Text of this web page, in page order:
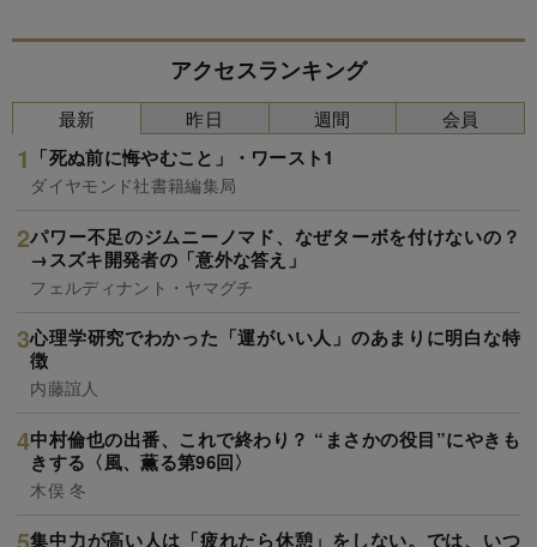
アクセスランキング
最新
「死ぬ前に悔やむこと」・ワースト1
ダイヤモンド社書籍編集局
パワー不足のジムニーノマド、なぜターボを付けないの？
→スズキ開発者の「意外な答え」
フェルディナント・ヤマグチ
心理学研究でわかった「運がいい人」のあまりに明白な特
徴
内藤誼人
中村倫也の出番、これで終わり？ “まさかの役目”にやきも
きする〈風、薫る第96回〉
木俣 冬
集中力が高い人は「疲れたら休憩」をしない。では、いつ
昨日 週間 会員